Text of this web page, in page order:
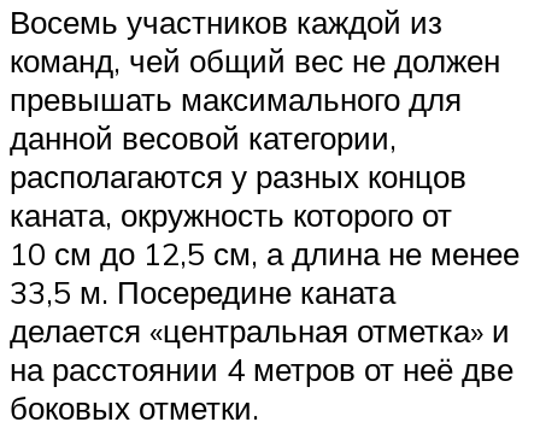
Восемь участников каждой из
команд, чей общий вес не должен
превышать максимального для
данной весовой категории,
располагаются у разных концов
каната, окружность которого от
10 см до 12,5 см, а длина не менее
33,5 м. Посередине каната
делается «центральная отметка» и
на расстоянии 4 метров от неё две
боковых отметки.